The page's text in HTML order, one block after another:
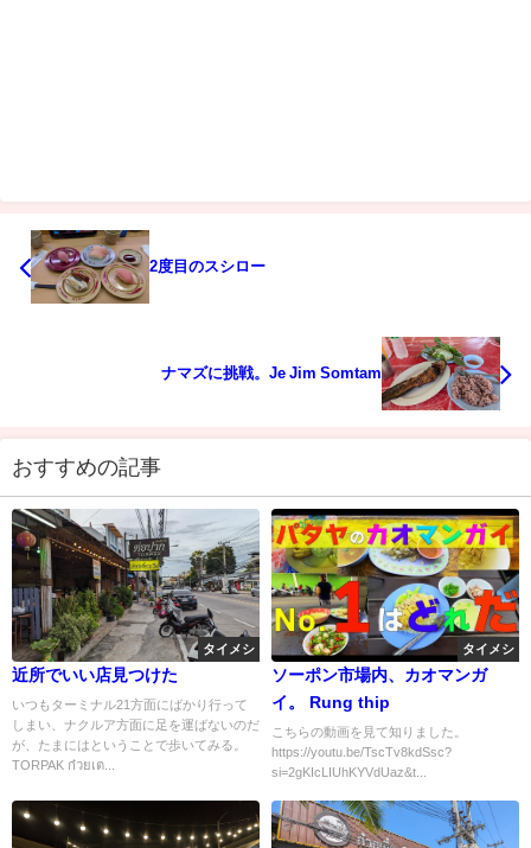
2度目のスシロー
ナマズに挑戦。Je Jim Somtam
おすすめの記事
タイメシ
近所でいい店見つけた
いつもターミナル21方面にばかり行って
しまい、ナクルア方面に足を運ばないのだ
が、たまにはということで歩いてみる。
TORPAK ก๋วยเต...
タイメシ
ソーポン市場内、カオマンガ
イ。 Rung thip
こちらの動画を見て知りました。
https://youtu.be/TscTv8kdSsc?
si=2gKIcLIUhKYVdUaz&t...